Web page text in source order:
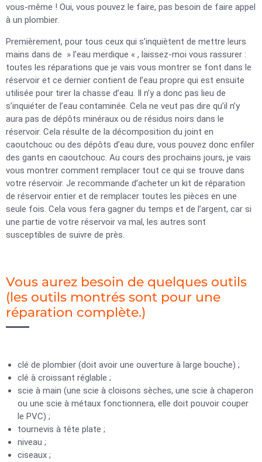
vous-même ! Oui, vous pouvez le faire, pas besoin de faire appel
à un plombier.
Premièrement, pour tous ceux qui s’inquiètent de mettre leurs
mains dans de » l’eau merdique « , laissez-moi vous rassurer :
toutes les réparations que je vais vous montrer se font dans le
réservoir et ce dernier contient de l’eau propre qui est ensuite
utilisée pour tirer la chasse d’eau. Il n’y a donc pas lieu de
s’inquiéter de l’eau contaminée. Cela ne veut pas dire qu’il n’y
aura pas de dépôts minéraux ou de résidus noirs dans le
réservoir. Cela résulte de la décomposition du joint en
caoutchouc ou des dépôts d’eau dure, vous pouvez donc enfiler
des gants en caoutchouc. Au cours des prochains jours, je vais
vous montrer comment remplacer tout ce qui se trouve dans
votre réservoir. Je recommande d’acheter un kit de réparation
de réservoir entier et de remplacer toutes les pièces en une
seule fois. Cela vous fera gagner du temps et de l’argent, car si
une partie de votre réservoir va mal, les autres sont
susceptibles de suivre de près.
Vous aurez besoin de quelques outils
(les outils montrés sont pour une
réparation complète.)
clé de plombier (doit avoir une ouverture à large bouche) ;
clé à croissant réglable ;
scie à main (une scie à cloisons sèches, une scie à chaperon
ou une scie à métaux fonctionnera, elle doit pouvoir couper
le PVC) ;
tournevis à tête plate ;
niveau ;
ciseaux ;